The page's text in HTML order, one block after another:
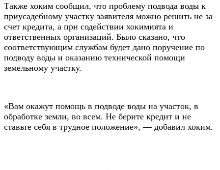
Также хоким сообщил, что проблему подвода воды к
приусадебному участку заявителя можно решить не за
счет кредита, а при содействии хокимията и
ответственных организаций. Было сказано, что
соответствующим службам будет дано поручение по
подводу воды и оказанию технической помощи
земельному участку.
«Вам окажут помощь в подводе воды на участок, в
обработке земли, во всем. Не берите кредит и не
ставьте себя в трудное положение», — добавил хоким.